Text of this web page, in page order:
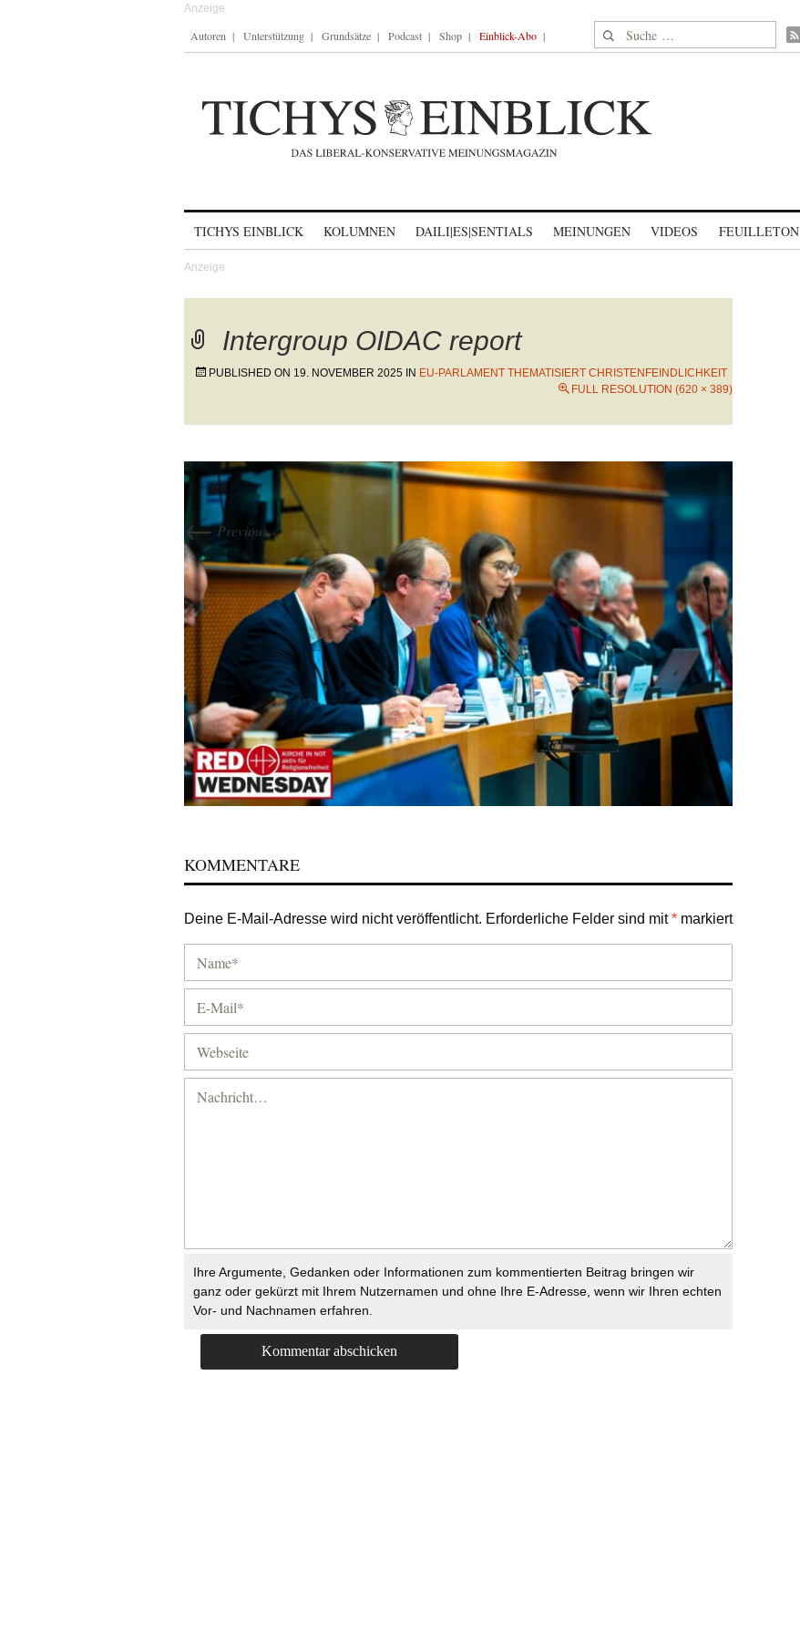
Autoren Unterstützung Grundsätze Podcast Shop Einblick-Abo Suche nach:
TICHYS EINBLICK KOLUMNEN DAILI|ES|SENTIALS MEINUNGEN VIDEOS FEUILLETON
Intergroup OIDAC report
PUBLISHED ON 19. NOVEMBER 2025 IN EU-PARLAMENT THEMATISIERT CHRISTENFEINDLICHKEIT
FULL RESOLUTION (620 × 389)
←Previous
KOMMENTARE
Deine E-Mail-Adresse wird nicht veröffentlicht. Erforderliche Felder sind mit* markiert
Ihre Argumente, Gedanken oder Informationen zum kommentierten Beitrag bringen wir
ganz oder gekürzt mit Ihrem Nutzernamen und ohne Ihre E-Adresse, wenn wir Ihren echten
Vor- und Nachnamen erfahren.